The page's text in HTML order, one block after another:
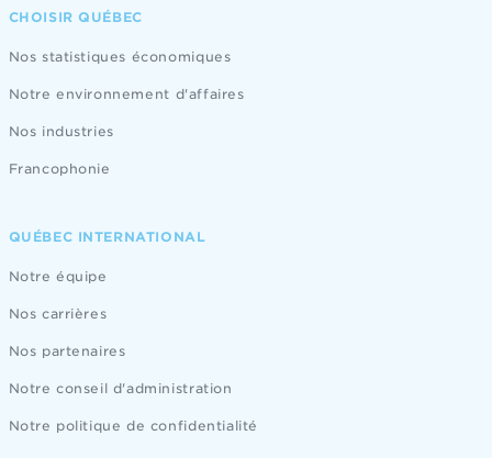
CHOISIR QUÉBEC
Nos statistiques économiques
Notre environnement d'affaires
Nos industries
Francophonie
QUÉBEC INTERNATIONAL
Notre équipe
Nos carrières
Nos partenaires
Notre conseil d'administration
Notre politique de confidentialité